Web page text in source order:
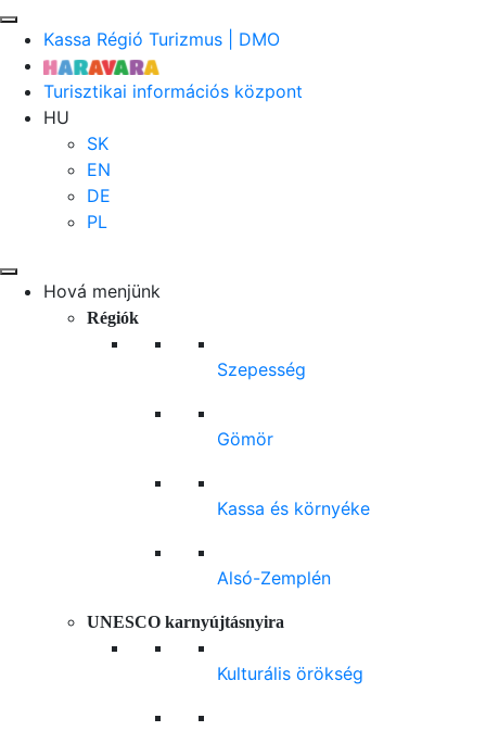
Kassa Régió Turizmus | DMO
Turisztikai információs központ
HU
SK
EN
DE
PL
Hová menjünk
Régiók
Szepesség
Gömör
Kassa és környéke
Alsó-Zemplén
UNESCO karnyújtásnyira
Kulturális örökség